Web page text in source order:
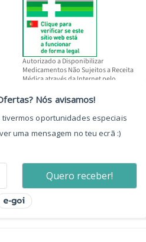
Autorizado a Disponibilizar
Medicamentos Não Sujeitos a Receita
Médica através da Internet pelo